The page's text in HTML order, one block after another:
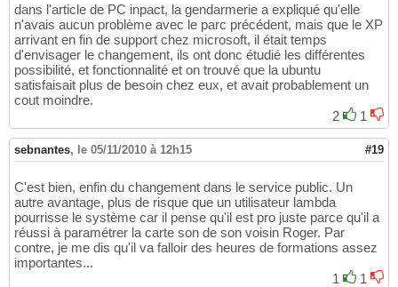
dans l'article de PC inpact, la gendarmerie a expliqué qu'elle
n'avais aucun problème avec le parc précédent, mais que le XP
arrivant en fin de support chez microsoft, il était temps
d'envisager le changement, ils ont donc étudié les différentes
possibilité, et fonctionnalité et on trouvé que la ubuntu
satisfaisait plus de besoin chez eux, et avait probablement un
cout moindre.
2
1
sebnantes, le 05/11/2010 à 12h15 #19
C'est bien, enfin du changement dans le service public. Un
autre avantage, plus de risque que un utilisateur lambda
pourrisse le système car il pense qu'il est pro juste parce qu'il a
réussi à paramétrer la carte son de son voisin Roger. Par
contre, je me dis qu'il va falloir des heures de formations assez
importantes...
1
1